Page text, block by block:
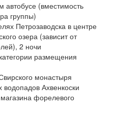
(вместимость
группы)
Петрозаводска в центре
озера (зависит от
2 ночи
размещения
монастыря
водопадов Ахвенкоски
форелевого